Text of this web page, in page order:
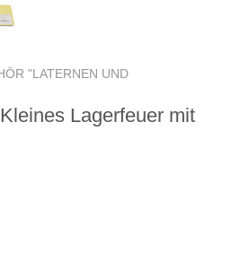
"LATERNEN UND
Lagerfeuer mit